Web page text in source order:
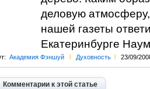
деловую
нашей газеты
Екатеринбурге
Академия Фэншуй l Духовность l 23/09/
Комментарии к этой статье